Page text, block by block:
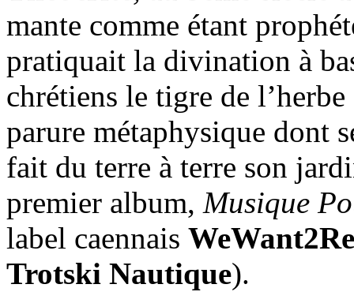
mante comme étant
pratiquait la divination à
chrétiens le tigre de
parure métaphysique dont
fait du terre à terre son
premier album, Musique
label caennais
Trotski Nautique).